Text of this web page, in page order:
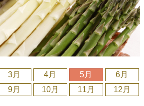
3月 4月 5月
6月
9月 10月 11月 12月